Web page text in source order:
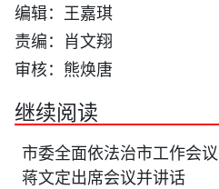
编辑：王嘉琪
责编：肖文翔
审核：熊焕唐
继续阅读
市委全面依法治市工作会议
蒋文定出席会议并讲话